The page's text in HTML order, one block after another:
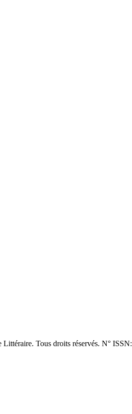
Tous droits réservés. N° ISSN: